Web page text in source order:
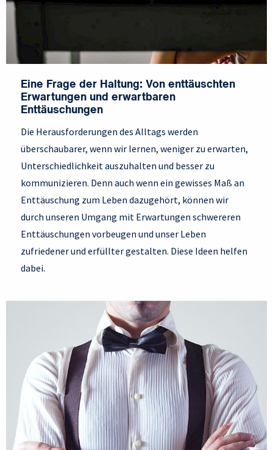
Eine Frage der Haltung: Von enttäuschten
Erwartungen und erwartbaren
Enttäuschungen
Die Herausforderungen des Alltags werden
überschaubarer, wenn wir lernen, weniger zu erwarten,
Unterschiedlichkeit auszuhalten und besser zu
kommunizieren. Denn auch wenn ein gewisses Maß an
Enttäuschung zum Leben dazugehört, können wir
durch unseren Umgang mit Erwartungen schwereren
Enttäuschungen vorbeugen und unser Leben
zufriedener und erfüllter gestalten. Diese Ideen helfen
dabei.